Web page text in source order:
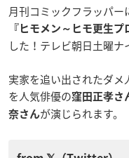
月刊コミックフラッパ
『ヒモメン～ヒモ更生プ
した！テレビ朝日土曜ナ
実家を追い出されたダ
を人気俳優の窪田正孝さ
奈さんが演じられます。